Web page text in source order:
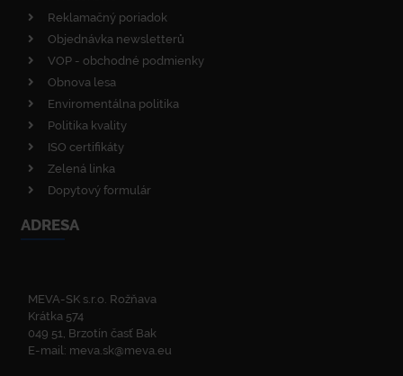
Reklamačný poriadok
Objednávka newsletterů
VOP - obchodné podmienky
Obnova lesa
Enviromentálna politika
Politika kvality
ISO certifikáty
Zelená linka
Dopytový formulár
ADRESA
MEVA-SK s.r.o. Rožňava
Krátka 574
049 51, Brzotín časť Bak
E-mail: meva.sk@meva.eu